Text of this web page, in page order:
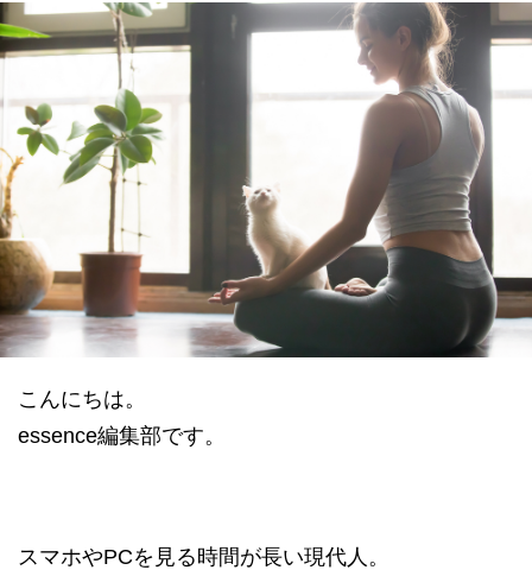
日本文化
会員コンテンツ
datum house について 利用規約
運営会社
会員登録
こんにちは。
essence編集部です。
スマホやPCを見る時間が長い現代人。